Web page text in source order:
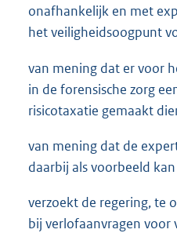
onafhankelijk en met
het veiligheidsoogpunt
van mening dat er voor
in de forensische zorg
risicotaxatie gemaakt
van mening dat de
daarbij als voorbeeld
verzoekt de regering, te
bij verlofaanvragen voor